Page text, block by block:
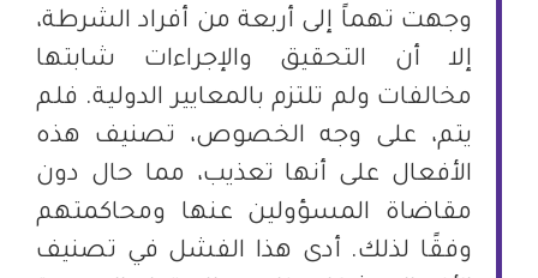
وجهت تهماً إلى أربعة من أفراد الشرطة،
إلا أن التحقيق والإجراءات شابتها
مخالفات ولم تلتزم بالمعايير الدولية. فلم
يتم، على وجه الخصوص، تصنيف هذه
الأفعال على أنها تعذيب، مما حال دون
مقاضاة المسؤولين عنها ومحاكمتهم
وفقًا لذلك. أدى هذا الفشل في تصنيف